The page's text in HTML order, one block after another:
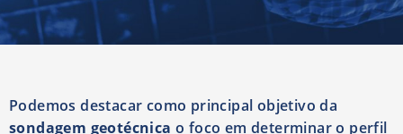
Podemos destacar como principal objetivo da
sondagem geotécnica o foco em determinar o perfil